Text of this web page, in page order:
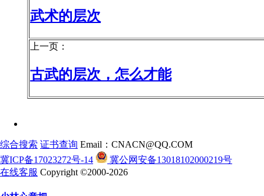
武术的层次
上一页：
古武的层次，怎么才能
综合搜索 证书查询 Email：CNACN@QQ.COM
冀ICP备17023272号-14
冀公网安备13018102000219号
在线客服 Copyright ©2000-2026